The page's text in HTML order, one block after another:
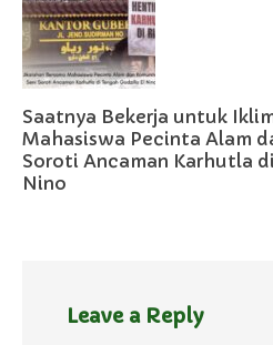
Saatnya Bekerja untuk
Mahasiswa Pecinta Alam
Soroti Ancaman Karhutla
Nino
Leave a Reply